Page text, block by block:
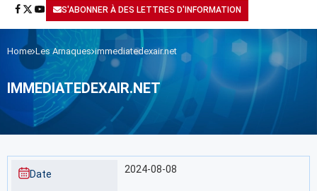
S'ABONNER À DES LETTRES D'INFORMATION
Home Les Arnaques immediatedexair.net
IMMEDIATEDEXAIR.NET
Date 2024-08-08